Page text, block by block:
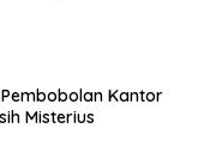
Kantor
Misterius